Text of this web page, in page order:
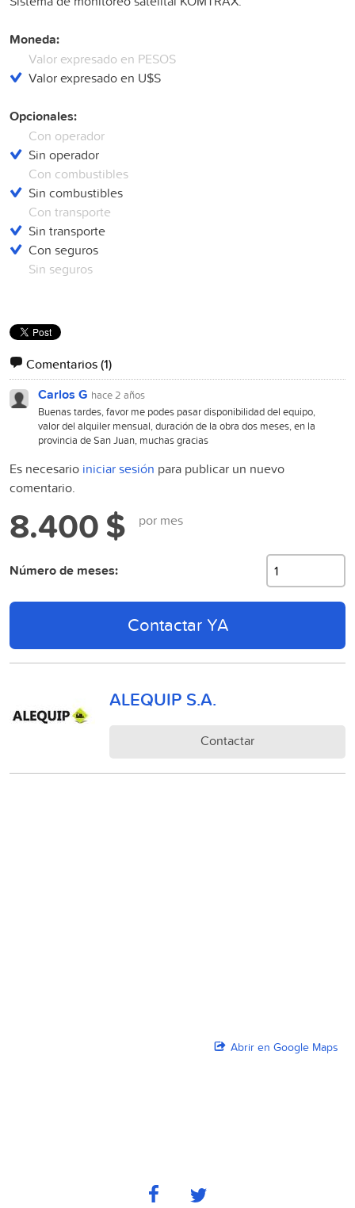
Moneda:
Valor expresado en PESOS
Valor expresado en U$S
Opcionales:
Con operador
Sin operador
Con combustibles
Sin combustibles
Con transporte
Sin transporte
Con seguros
Sin seguros
Comentarios(1)
Carlos G hace 2 años
Buenas tardes, favor me podes pasar disponibilidad del equipo,
valor del alquiler mensual, duración de la obra dos meses, en la
provincia de San Juan, muchas gracias
Es necesario iniciar sesión para publicar un nuevo
comentario.
8.400 $ por mes
Número de meses:
Contactar YA
ALEQUIP S.A.
Contactar
Abrir en Google Maps